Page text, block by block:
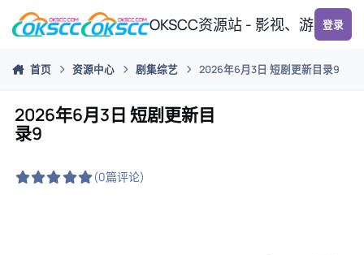
跳转到帖子
OKSCC资源站 - 影视、游戏、
登录
首页 资源中心 剧集综艺 2026年6月3日 短剧更新目录9
2026年6月3日 短剧更新目
录9
(0篇评论)